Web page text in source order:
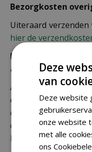
Bezorgkosten
Uiteraard
hier de
Let op: extra
adres
Als je je pakket
een verkeerd
extra kosten in
daarom altijd goed
bestelling plaatst.
Deze
van
Deze website
onze website
met alle
ons